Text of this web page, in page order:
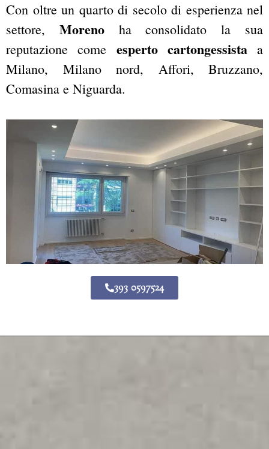
Con oltre un quarto di secolo di esperienza nel
settore, Morenoha consolidato la sua
reputazione come esperto cartongessistaa
Milano, Milano nord, Affori, Bruzzano,
Comasina e Niguarda.
393 0597524